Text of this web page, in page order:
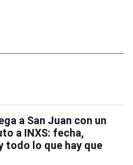
a San Juan con un
a INXS: fecha,
todo lo que hay que